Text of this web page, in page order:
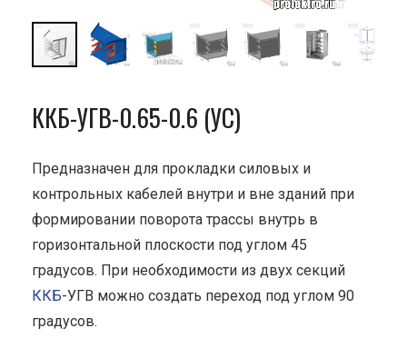
ККБ-УГВ-0.65-0.6 (УС)
Предназначен для прокладки силовых и
контрольных кабелей внутри и вне зданий при
формировании поворота трассы внутрь в
горизонтальной плоскости под углом 45
градусов. При необходимости из двух секций
ККБ-УГВ можно создать переход под углом 90
градусов.